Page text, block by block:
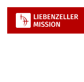
Zum
Inhalt
springen